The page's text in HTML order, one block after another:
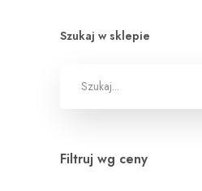
Szukaj w sklepie
Filtruj wg ceny